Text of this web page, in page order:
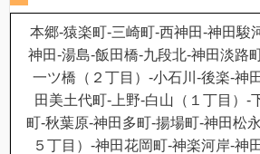
本郷-猿楽町-三崎町-西神田-神田駿
神田-湯島-飯田橋-九段北-神田淡路
一ツ橋（２丁目）-小石川-後楽-神
田美土代町-上野-白山（１丁目）-
町-秋葉原-神田多町-揚場町-神田松
５丁目）-神田花岡町-神楽河岸-神